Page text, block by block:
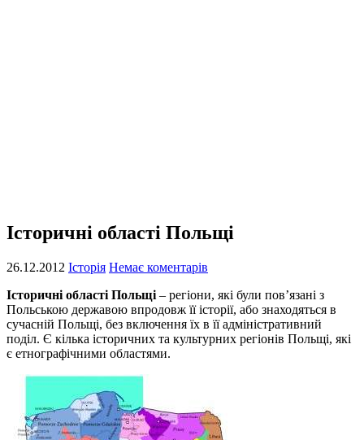
Історичні області Польщі
26.12.2012 Історія Немає коментарів
Історичні області Польщі – регіони, які були пов’язані з
Польською державою впродовж її історії, або знаходяться в
сучасній Польщі, без включення їх в її адміністративний
поділ. Є кілька історичних та культурних регіонів Польщі, які
є етнографічними областями.